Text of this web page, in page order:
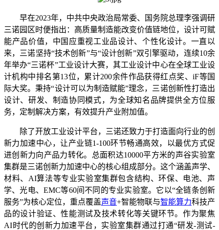
早在2023年，中共中央政治局常委、国务院总理李强调研
三诺园区时便指出：高质量制造能改变价值链地位，设计可赋
能产品价值，中国应重视工业品设计、个性化设计。一直以
来，三诺坚持“技术创新”与“设计创新”双引擎驱动，连续10余
年举办“三诺杯”工业设计大赛，其工业设计中心在全球工业设
计机构中排名第13位，累计200余件作品获得红点奖、iF等国
际大奖。秉持“设计可以为制造赋能”理念，三诺创新性打造出
设计、研发、制造协同模式，为全球知名品牌提供全方位服
务，定制解决方案，有效提升产业附加值。
除了开放工业设计平台，三诺还致力于打造面向行业的创
新力加速中心，让产业链1-100环节畅通高效，以最优方式促
进创新力向产品力转化。总面积达10000平方米的声谷实验室
集群是三诺创新力加速中心的核心组成部分。这个涵盖声学、
材料、AI算法等专业实验室集群包含结构、环保、电池、声
学、光电、EMC等60间不同的专业实验室。它以“全链条创新
服务”为核心定位，重点覆盖声音+智能物联与智能算力科技产
品的设计验证、性能测试及技术转化等关键环节。作为聚焦
AI时代的创新力加速平台，实验室集群通过打通“研发-测试-